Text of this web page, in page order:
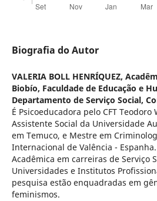
Biografia do Autor
VALERIA BOLL HENRÍQUEZ,
Biobío, Faculdade de Educação e
Departamento de Serviço Social,
É Psicoeducadora pelo CFT Teodoro
Assistente Social da Universidade
em Temuco, e Mestre em
Internacional de Valência -
Acadêmica em carreiras de Serviço
Universidades e Institutos
pesquisa estão enquadradas em
feminismos.